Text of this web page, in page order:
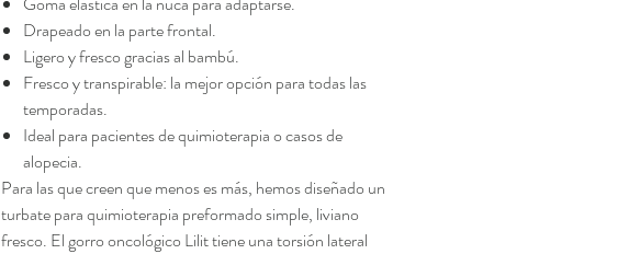
Drapeado en la parte frontal.
Ligero y fresco gracias al bambú.
Fresco y transpirable: la mejor opción para todas las
temporadas.
Ideal para pacientes de quimioterapia o casos de
alopecia.
Para las que creen que menos es más, hemos diseñado un
turbate para quimioterapia preformado simple, liviano
fresco. El gorro oncológico Lilit tiene una torsión lateral